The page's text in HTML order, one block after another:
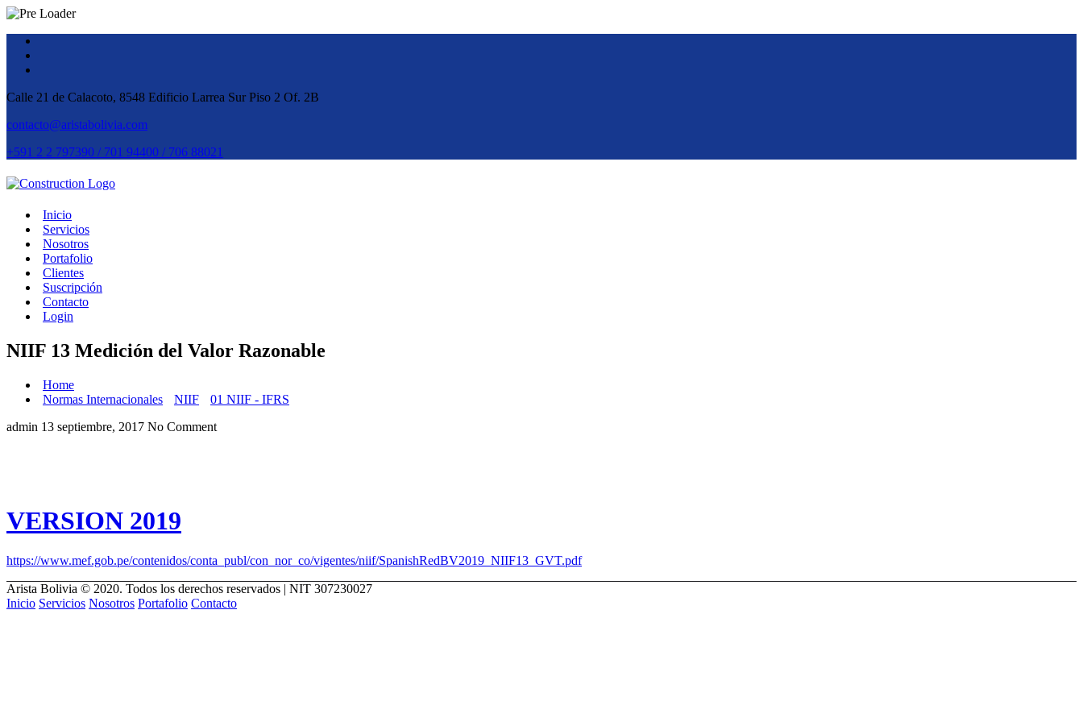
Calle 21 de Calacoto, 8548 Edificio Larrea Sur Piso 2 Of. 2B
contacto@aristabolivia.com
+591 2 2 797390 / 701 94400 / 706 88021
Inicio
Servicios
Nosotros
Portafolio
Clientes
Suscripción
Contacto
Login
NIIF 13 Medición del Valor Razonable
Home
Normas Internacionales
NIIF
01 NIIF - IFRS
admin 13 septiembre, 2017 No Comment
VERSION 2019
https://www.mef.gob.pe/contenidos/conta_publ/con_nor_co/vigentes/niif/SpanishRedBV2019_NIIF13_GVT.pdf
Arista Bolivia © 2020. Todos los derechos reservados | NIT 307230027
Inicio Servicios Nosotros Portafolio Contacto